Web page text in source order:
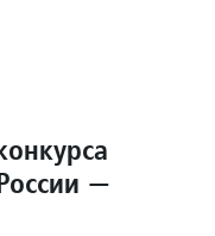
—